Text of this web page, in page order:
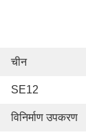
चीन
SE12
विनिर्माण उपकरण